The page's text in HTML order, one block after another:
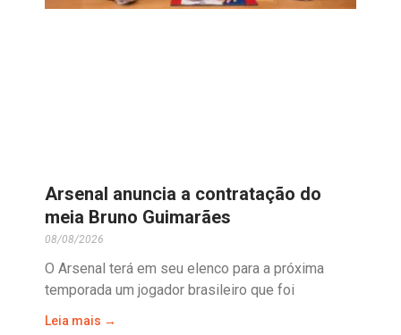
Arsenal anuncia a contratação do
meia Bruno Guimarães
08/08/2026
O Arsenal terá em seu elenco para a próxima
temporada um jogador brasileiro que foi
Leia mais →